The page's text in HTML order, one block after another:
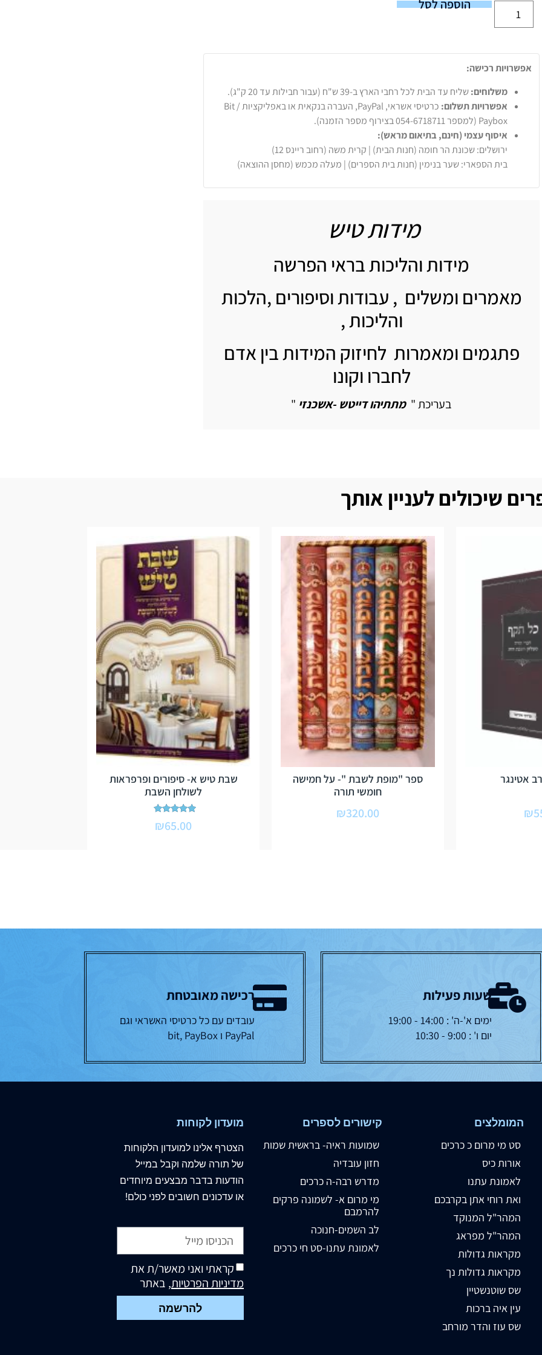
הוספה לסל
אפשרויות רכישה:
משלוחים:שליח עד הבית לכל רחבי הארץ ב-39 ש"ח (עבור חבילות עד 20 ק"ג).
אפשרויות תשלום:
כרטיסי אשראי, PayPal, העברה בנקאית או באפליקציות Bit /
Paybox (למספר 054-6718711 בצירוף מספר הזמנה).
איסוף עצמי (חינם, בתיאום מראש):
ירושלים: שכונת הר חומה (חנות הבית) | קרית משה (רחוב ריינס 12)
בית הספארי: שער בנימין (חנות בית הספרים) | מעלה מכמש (מחסן ההוצאה)
מידות טיש
מידות והליכות בראי הפרשה
מאמרים ומשלים , עבודות וסיפורים ,הלכות
והליכות ,
פתגמים ומאמרות לחיזוק המידות בין אדם
לחברו וקונו
בעריכת " מתתיהו דייטש -אשכנזי "
שיכולים לעניין אותך
אטינגר
₪
ספר "מופת לשבת "- על חמישה
חומשי תורה
₪320.00
שבת טיש א- סיפורים ופרפראות
לשולחן השבת
5.00
₪65.00
שעות פעילות
ימים א'-ה' : 14:00 - 19:00
יום ו' : 9:00 - 10:30
רכישה מאובטחת
עובדים עם כל כרטיסי האשראי וגם
PayPal ו bit, PayBox
המומלצים
סט מי מרום כ כרכים
אורות כיס
לאמונת עתנו
ואת רוחי אתן בקרבכם
המהר"ל המנוקד
המהר"ל מפראג
מקראות גדולות
מקראות גדולות נך
שס שוטנשטיין
עין איה ברכות
שס עוז והדר מורחב
קישורים לספרים
שמועות ראיה- בראשית שמות
חזון עובדיה
מדרש רבה-ה כרכים
מי מרום א- לשמונה פרקים
להרמבם
לב השמים-חנוכה
לאמונת עתנו-סט חי כרכים
מועדון לקוחות
הצטרף אלינו למועדון הלקוחות
של תורה שלמה וקבל במייל
הודעות בדבר מבצעים מיוחדים
או עדכונים חשובים לפני כולם!
קראתי ואני מאשר/ת את
מדיניות הפרטיות, באתר
להרשמה